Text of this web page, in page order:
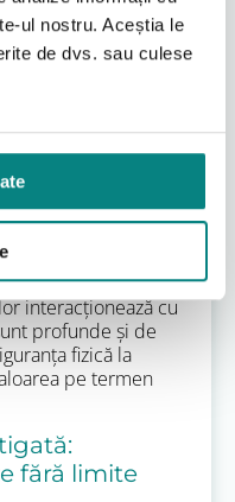
ul nostru. Aceștia le
de dvs. sau culese
alegere, oferind
a găsi soluția
pentru locuința
ale unui
locuință
într-o locuință
persoanele cu
interacționează cu
profunde și de
fizică la
pe termen
fără limite